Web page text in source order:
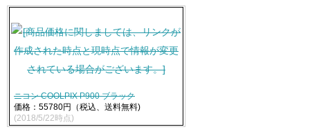
ニコン COOLPIX P900 ブラック
価格：55780円（税込、送料無料)
(2018/5/22時点)